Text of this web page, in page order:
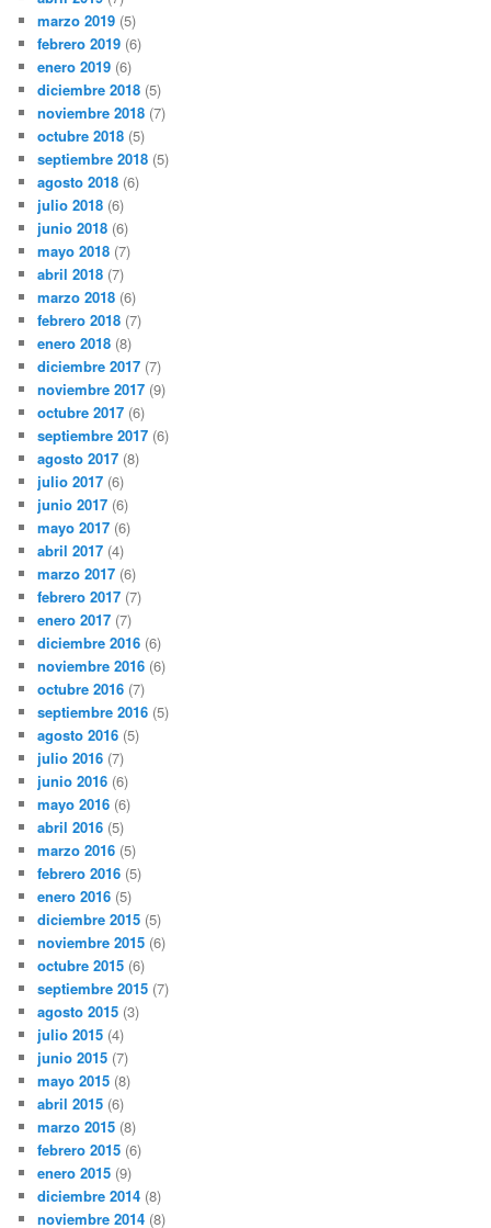
marzo 2019 (5)
febrero 2019 (6)
enero 2019 (6)
diciembre 2018 (5)
noviembre 2018 (7)
octubre 2018 (5)
septiembre 2018 (5)
agosto 2018 (6)
julio 2018 (6)
junio 2018 (6)
mayo 2018 (7)
abril 2018 (7)
marzo 2018 (6)
febrero 2018 (7)
enero 2018 (8)
diciembre 2017 (7)
noviembre 2017 (9)
octubre 2017 (6)
septiembre 2017 (6)
agosto 2017 (8)
julio 2017 (6)
junio 2017 (6)
mayo 2017 (6)
abril 2017 (4)
marzo 2017 (6)
febrero 2017 (7)
enero 2017 (7)
diciembre 2016 (6)
noviembre 2016 (6)
octubre 2016 (7)
septiembre 2016 (5)
agosto 2016 (5)
julio 2016 (7)
junio 2016 (6)
mayo 2016 (6)
abril 2016 (5)
marzo 2016 (5)
febrero 2016 (5)
enero 2016 (5)
diciembre 2015 (5)
noviembre 2015 (6)
octubre 2015 (6)
septiembre 2015 (7)
agosto 2015 (3)
julio 2015 (4)
junio 2015 (7)
mayo 2015 (8)
abril 2015 (6)
marzo 2015 (8)
febrero 2015 (6)
enero 2015 (9)
diciembre 2014 (8)
noviembre 2014 (8)